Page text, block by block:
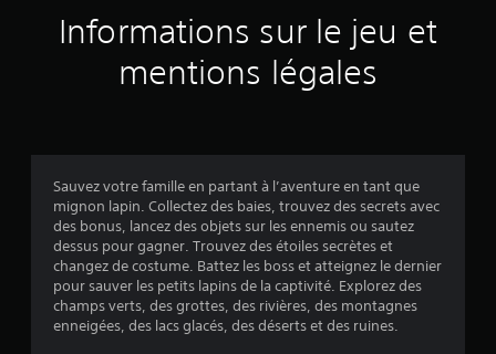
a
:
2
.
Informations sur le jeu et
mentions légales
Sauvez votre famille en partant à l’aventure en tant que
mignon lapin. Collectez des baies, trouvez des secrets avec
des bonus, lancez des objets sur les ennemis ou sautez
dessus pour gagner. Trouvez des étoiles secrètes et
changez de costume. Battez les boss et atteignez le dernier
pour sauver les petits lapins de la captivité. Explorez des
champs verts, des grottes, des rivières, des montagnes
enneigées, des lacs glacés, des déserts et des ruines.